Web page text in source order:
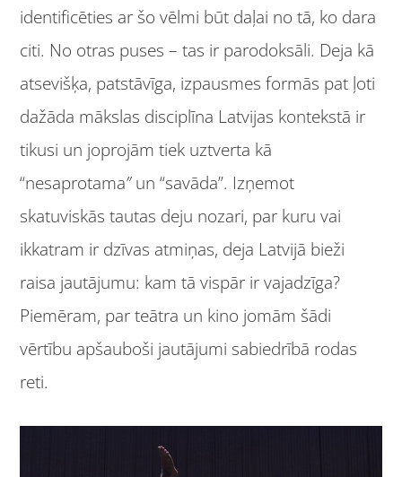
identificēties ar šo vēlmi būt daļai no tā, ko dara
citi. No otras puses – tas ir parodoksāli. Deja kā
atsevišķa, patstāvīga, izpausmes formās pat ļoti
dažāda mākslas disciplīna Latvijas kontekstā ir
tikusi un joprojām tiek uztverta kā
“nesaprotama”un “savāda”. Izņemot
skatuviskās tautas deju nozari, par kuru vai
ikkatram ir dzīvas atmiņas, deja Latvijā bieži
raisa jautājumu: kam tā vispār ir vajadzīga?
Piemēram, par teātra un kino jomām šādi
vērtību apšauboši jautājumi sabiedrībā rodas
reti.